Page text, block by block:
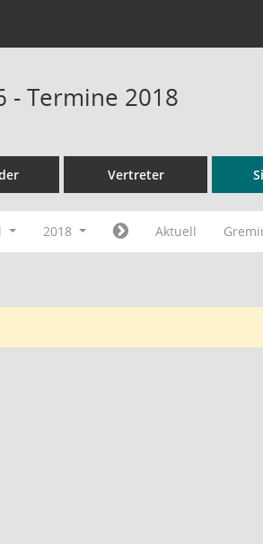
- Termine 2018
Vertreter
2018 Aktuell